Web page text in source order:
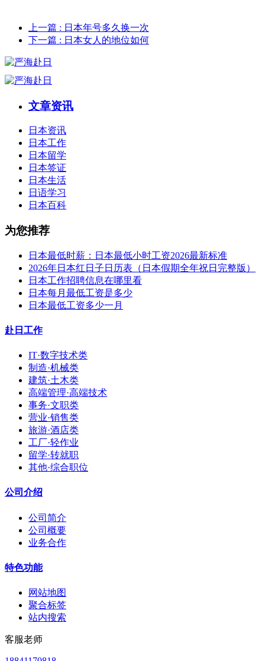
上一篇 : 日本年号多久换一次
下一篇 : 日本女人的地位如何
文章资讯
日本资讯
日本工作
日本留学
日本签证
日本生活
日语学习
日本百科
为您推荐
日本最低时薪：日本最低小时工资2026最新标准
2026年日本红日子日历表（日本假期全年祝日完整版）
日本工作招聘信息在哪里看
日本每月最低工资是多少
日本最低工资多少一月
赴日工作
IT·数字技术类
制造·机械类
建筑·土木类
高端管理·高端技术
事务·文职类
营业·销售类
旅游·酒店类
工厂·轻作业
留学·转就职
其他·综合职位
公司介绍
公司简介
公司概要
业务合作
特色功能
网站地图
聚合标签
站内搜索
客服老师